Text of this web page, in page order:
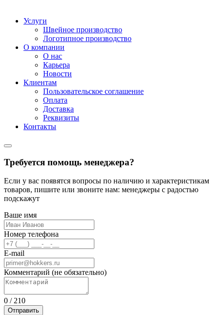
Услуги
Швейное производство
Логотипное производство
О компании
О нас
Карьера
Новости
Клиентам
Пользовательское соглашение
Оплата
Доставка
Реквизиты
Контакты
Требуется помощь менеджера?
Если у вас появятся вопросы по наличию и характеристикам
товаров, пишите или звоните нам: менеджеры с радостью
подскажут
Ваше имя
Номер телефона
E-mail
Комментарий (не обязательно)
0 /210
Отправить